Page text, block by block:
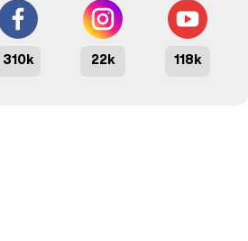
310k 22k 118k